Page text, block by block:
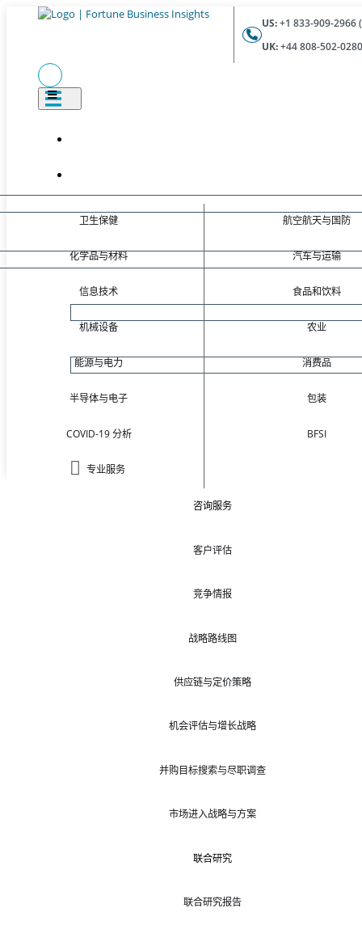
US:+1 833-909-2966
UK:+44 808-502-
卫生保健
化学品与材料
信息技术
机械设备
能源与电力
半导体与电子
COVID-19 分析
专业服务
航空航天与国防
汽车与运输
食品和饮料
农业
消费品
包装
BFSI
咨询服务
客户评估
竞争情报
战略路线图
供应链与定价策略
机会评估与增长战略
并购目标搜索与尽职调查
市场进入战略与方案
联合研究
联合研究报告